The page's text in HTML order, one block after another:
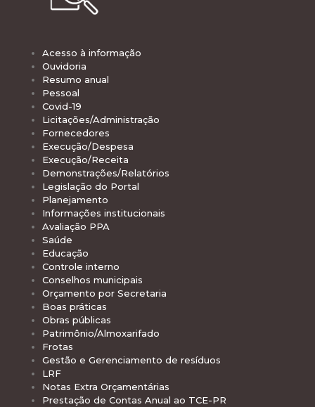
Acesso à informação
Ouvidoria
Resumo anual
Pessoal
Covid-19
Licitações/Administração
Fornecedores
Execução/Despesa
Execução/Receita
Demonstrações/Relatórios
Legislação do Portal
Planejamento
Informações institucionais
Avaliação PPA
Saúde
Educação
Controle interno
Conselhos municipais
Orçamento por Secretaria
Boas práticas
Obras públicas
Patrimônio/Almoxarifado
Frotas
Gestão e Gerenciamento de resíduos
LRF
Notas Extra Orçamentárias
Prestação de Contas Anual ao TCE-PR